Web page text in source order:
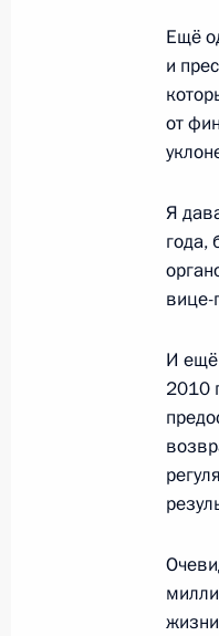
10
9
9
Ещё
и
от
Я
года,
вице-
И ещё
2010